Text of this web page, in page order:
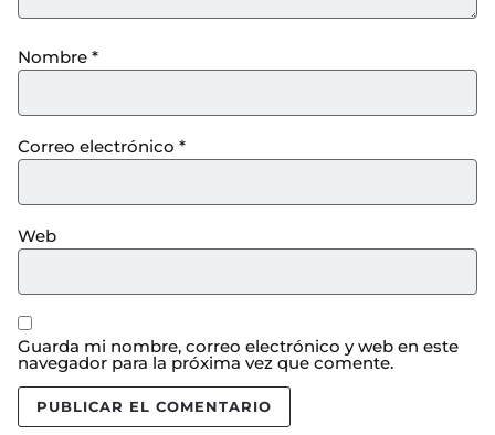
Nombre *
Correo electrónico *
Web
Guarda mi nombre, correo electrónico y web en este
navegador para la próxima vez que comente.